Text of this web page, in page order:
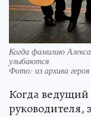
Когда фамилию
улыбаются
Фото: из архива
Когда ведущий
руководителя,